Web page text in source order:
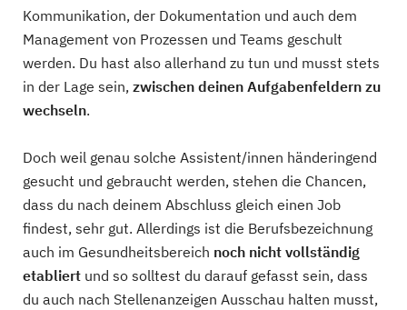
Kommunikation, der Dokumentation und auch dem
Management von Prozessen und Teams geschult
werden. Du hast also allerhand zu tun und musst stets
in der Lage sein, zwischen deinen Aufgabenfeldern zu
wechseln.
Doch weil genau solche Assistent/innen händeringend
gesucht und gebraucht werden, stehen die Chancen,
dass du nach deinem Abschluss gleich einen Job
findest, sehr gut. Allerdings ist die Berufsbezeichnung
auch im Gesundheitsbereich noch nicht vollständig
etabliert und so solltest du darauf gefasst sein, dass
du auch nach Stellenanzeigen Ausschau halten musst,